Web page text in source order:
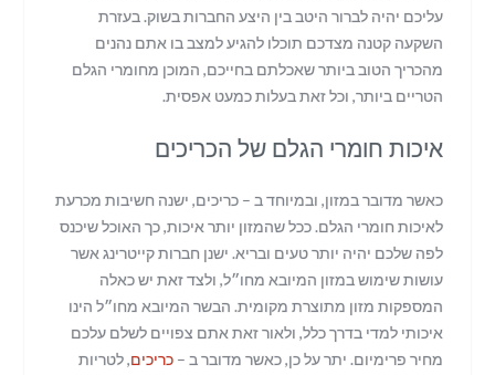
עליכם יהיה לברור היטב בין היצע החברות בשוק.בעזרת
השקעה קטנה מצדכם תוכלו להגיע למצב בו אתם נהנים
מהכריך הטוב ביותר שאכלתם בחייכם, המוכן מחומרי הגלם
הטריים ביותר, וכל זאת בעלות כמעט אפסית.
איכות חומרי הגלם של הכריכים
כאשר מדובר במזון, ובמיוחד ב –כריכים, ישנה חשיבות מכרעת
לאיכות חומרי הגלם.ככל שהמזון יותר איכות,כך האוכל שיכנס
לפה שלכם יהיה יותר טעים ובריא. ישנן חברות קייטרינג אשר
עושות שימוש במזון המיובא מחו״ל, ולצד זאת יש כאלה
המספקות מזון מתוצרת מקומית. הבשר המיובא מחו״ל הינו
איכותי למדי בדרך כלל, ולאור זאת אתם צפויים לשלם עלכם
מחיר פרימיום. יתר על כן,כאשר מדובר ב –כריכים,לטריות